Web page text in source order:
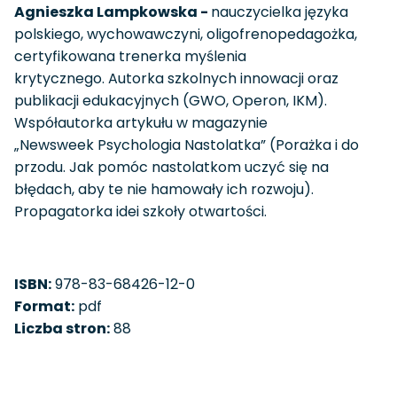
Agnieszka Lampkowska - nauczycielka języka
polskiego, wychowawczyni, oligofrenopedagożka,
certyfikowana trenerka myślenia
krytycznego. Autorka szkolnych innowacji oraz
publikacji edukacyjnych (GWO, Operon, IKM).
Współautorka artykułu w magazynie
„Newsweek Psychologia Nastolatka” (Porażka i do
przodu. Jak pomóc nastolatkom uczyć się na
błędach, aby te nie hamowały ich rozwoju).
Propagatorka idei szkoły otwartości.
ISBN:978-83-68426-12-0
Format: pdf
Liczba stron:88